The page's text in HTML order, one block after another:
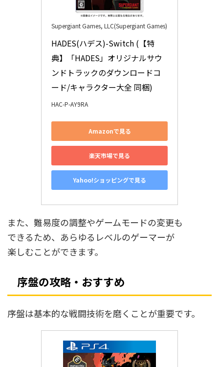
Supergiant Games, LLC(Supergiant Games)
HADES(ハデス)-Switch (【特
典】「HADES」オリジナルサウ
ンドトラックのダウンロードコ
ード/キャラクター大全 同梱)
HAC-P-AY9RA
Amazonで見る
楽天市場で見る
Yahoo!ショッピングで見る
また、難易度の調整やゲームモードの変更も
できるため、あらゆるレベルのゲーマーが
楽しむことができます。
序盤の攻略・おすすめ
序盤は基本的な戦闘技術を磨くことが重要です。